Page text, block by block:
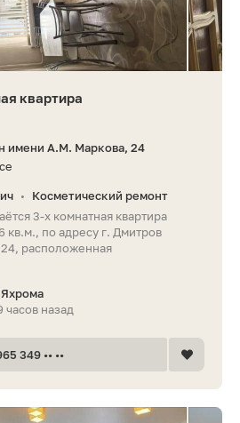
квартира
имени А.М. Маркова, 24
•
Косметический ремонт
3-х комнатная квартира
по адресу г. Дмитров
расположенная
часов назад
349 •• ••